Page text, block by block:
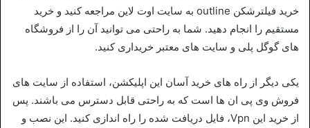
خرید فیلترشکن outline به سایت اوت لاین مراجعه کنید و خرید
مستقیم را انجام دهید. شما به راحتی می توانید آن را از فروشگاه
های گوگل پلی و سایت های معتبر خریداری کنید.
یکی دیگر از راه های خرید آسان این اپلیکشن، استفاده از سایت های
فروش وی پی ان ها است که به راحتی قابل دسترس می باشند. پس
از خرید این Vpn، فایل دریافت شده را راه اندازی کنید. این نصب و